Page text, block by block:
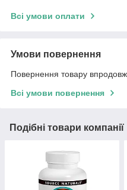
Всі умови оплати
Умови повернення
Повернення товару
Всі умови повернення
Подібні товари компанії